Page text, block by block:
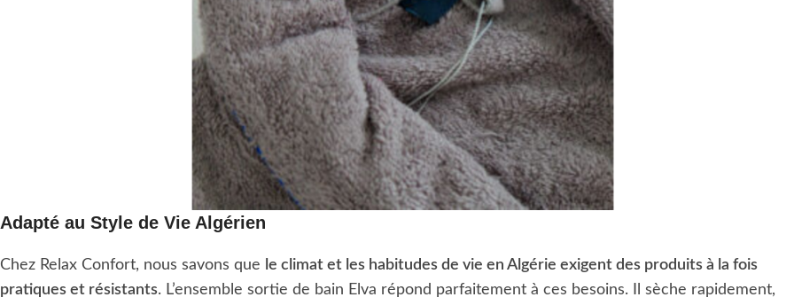
Adapté au Style de Vie Algérien
Chez Relax Confort, nous savons que le climat et les habitudes de vie en Algérie exigent des produits à la fois
pratiques et résistants. L’ensemble sortie de bain Elva répond parfaitement à ces besoins. Il sèche rapidement,